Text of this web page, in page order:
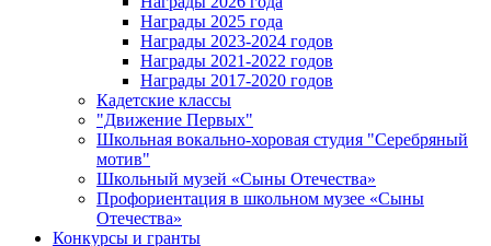
Награды 2025 года
Награды 2023-2024 годов
Награды 2021-2022 годов
Награды 2017-2020 годов
Кадетские классы
"Движение Первых"
Школьная вокально-хоровая студия "Серебряный
мотив"
Школьный музей «Сыны Отечества»
Профориентация в школьном музее «Сыны
Отечества»
Конкурсы и гранты